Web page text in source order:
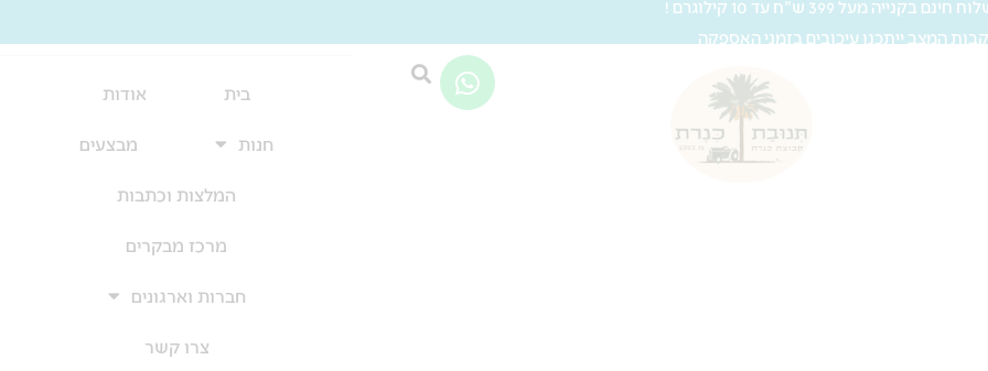
חינם בקנייה מעל 399 ש"ח עד 10 קילוגרם !
המצב ייתכנו עיכובים בזמני האספקה
W
h
בית אודות
חנות מבצעים
המלצות וכתבות
מרכז מבקרים
חברות וארגונים
צרו קשר